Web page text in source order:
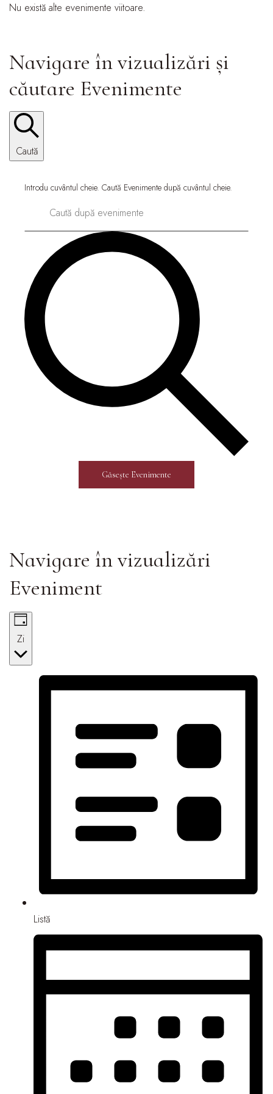
Nu există alte evenimente viitoare.
Navigare în vizualizări și
căutare Evenimente
Caută
Introdu cuvântul cheie. Caută Evenimente după cuvântul cheie.
Găsește Evenimente
Navigare în vizualizări
Eveniment
Zi
Listă